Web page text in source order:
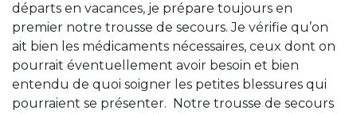
départs en vacances, je prépare toujours en
premier notre trousse de secours. Je vérifie qu’on
ait bien les médicaments nécessaires, ceux dont on
pourrait éventuellement avoir besoin et bien
entendu de quoi soigner les petites blessures qui
pourraient se présenter. Notre trousse de secours